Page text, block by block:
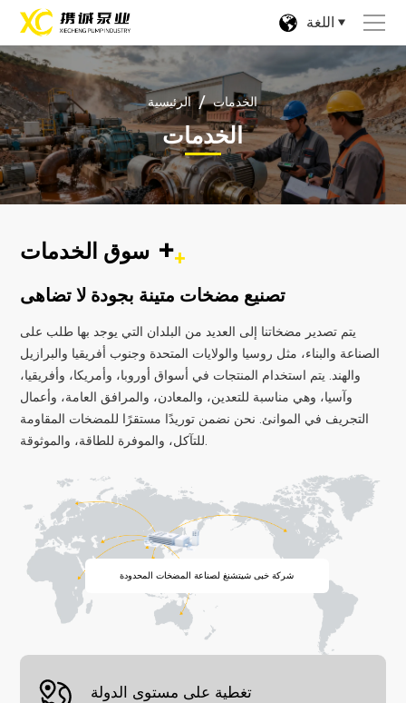
اللغة
الرئيسية / الخدمات
الخدمات
سوق الخدمات +
تصنيع مضخات متينة بجودة لا تضاهى
يتم تصدير مضخاتنا إلى العديد من البلدان التي يوجد بها طلب على
الصناعة والبناء، مثل روسيا والولايات المتحدة وجنوب أفريقيا والبرازيل
والهند. يتم استخدام المنتجات في أسواق أوروبا، وأمريكا، وأفريقيا،
وآسيا، وهي مناسبة للتعدين، والمعادن، والمرافق العامة، وأعمال
التجريف في الموانئ. نحن نضمن توريدًا مستقرًا للمضخات المقاومة
شركة خبى شيتشنغ لصناعة المضخات المحدودة
تغطية على مستوى الدولة